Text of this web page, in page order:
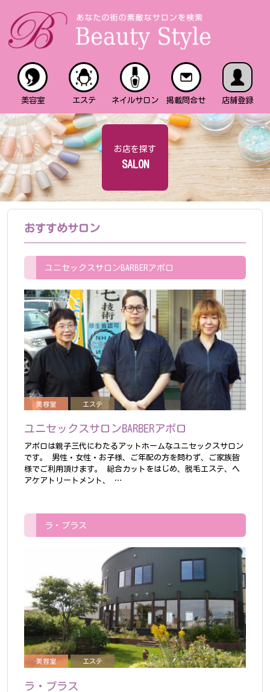
美容室 エステ ネイルサロン 掲載問合せ 店舗登録
お店を探す
SALON
おすすめサロン
ユニセックスサロンBARBERアポロ
美容室 エステ
ユニセックスサロンBARBERアポロ
アポロは親子三代にわたるアットホームなユニセックスサロン
です。
男性・女性・お子様、ご年配の方を問わず、ご家族皆
様でご利用頂けます。
総合カットをはじめ、脱毛エステ、ヘ
アケアトリートメント、 …
ラ・プラス
美容室 エステ
ラ・プラス